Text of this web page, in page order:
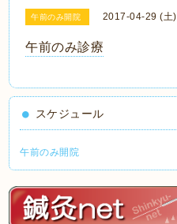
午前のみ開院 2017-04-29 (土)
午前のみ診療
スケジュール
午前のみ開院